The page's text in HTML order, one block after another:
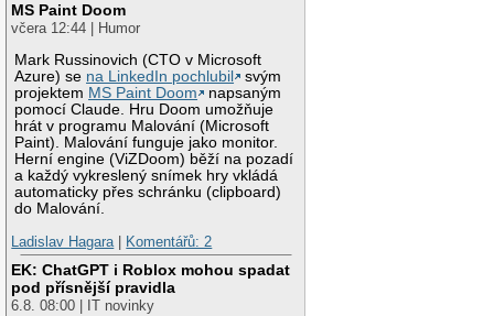
MS Paint Doom
včera 12:44 | Humor
Mark Russinovich (CTO v Microsoft
Azure) se na LinkedIn pochlubil
svým
projektem MS Paint Doom
napsaným
pomocí Claude. Hru Doom umožňuje
hrát v programu Malování (Microsoft
Paint). Malování funguje jako monitor.
Herní engine (ViZDoom) běží na pozadí
a každý vykreslený snímek hry vkládá
automaticky přes schránku (clipboard)
do Malování.
Ladislav Hagara
Komentářů: 2
EK: ChatGPT i Roblox mohou spadat
pod přísnější pravidla
6.8. 08:00 | IT novinky